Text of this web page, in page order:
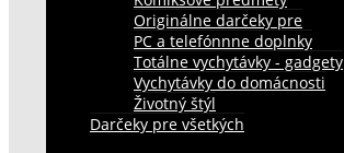
Originálne darčeky pre
PC a telefónnne doplnky
Totálne vychytávky - gadgety
Vychytávky do domácnosti
Životný štýl
Darčeky pre všetkých